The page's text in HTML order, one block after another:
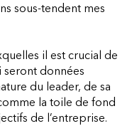
sous-tendent mes
il est crucial de
seront données
du leader, de sa
la toile de fond
de l’entreprise.